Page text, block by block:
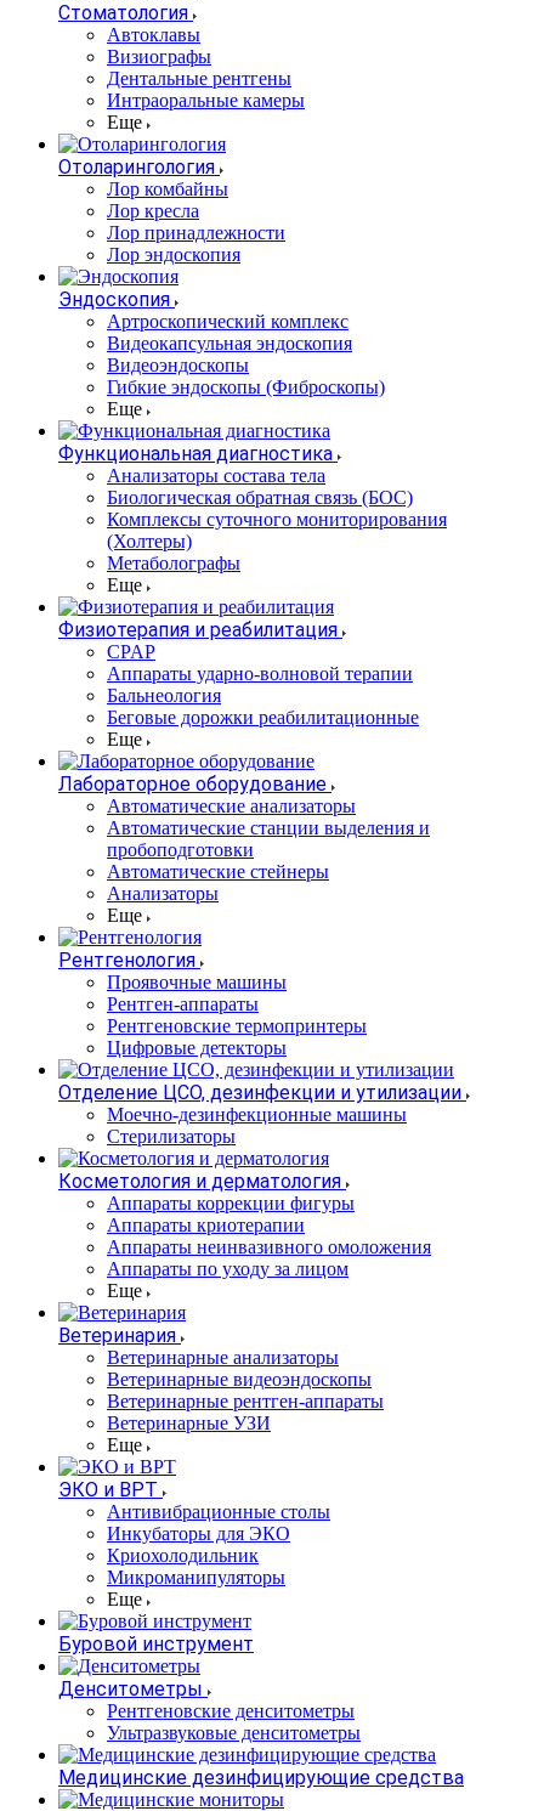
Стоматология
Автоклавы
Визиографы
Дентальные рентгены
Интраоральные камеры
Еще
Отоларингология
Лор комбайны
Лор кресла
Лор принадлежности
Лор эндоскопия
Эндоскопия
Артроскопический комплекс
Видеокапсульная эндоскопия
Видеоэндоскопы
Гибкие эндоскопы (Фиброcкопы)
Еще
Функциональная диагностика
Анализаторы состава тела
Биологическая обратная связь (БОС)
Комплексы суточного мониторирования
(Холтеры)
Метаболографы
Еще
Физиотерапия и реабилитация
CPAP
Аппараты ударно-волновой терапии
Бальнеология
Беговые дорожки реабилитационные
Еще
Лабораторное оборудование
Автоматические анализаторы
Автоматические станции выделения и
пробоподготовки
Автоматические стейнеры
Анализаторы
Еще
Рентгенология
Проявочные машины
Рентген-аппараты
Рентгеновские термопринтеры
Цифровые детекторы
Отделение ЦСО, дезинфекции и утилизации
Моечно-дезинфекционные машины
Стерилизаторы
Косметология и дерматология
Аппараты коррекции фигуры
Аппараты криотерапии
Аппараты неинвазивного омоложения
Аппараты по уходу за лицом
Еще
Ветеринария
Ветеринарные анализаторы
Ветеринарные видеоэндоскопы
Ветеринарные рентген-аппараты
Ветеринарные УЗИ
Еще
ЭКО и ВРТ
Антивибрационные столы
Инкубаторы для ЭКО
Криохолодильник
Микроманипуляторы
Еще
Буровой инструмент
Денситометры
Рентгеновские денситометры
Ультразвуковые денситометры
Медицинские дезинфицирующие средства